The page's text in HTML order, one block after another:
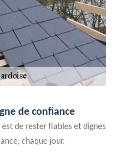
de confiance
de rester fiables et dignes
chaque jour.